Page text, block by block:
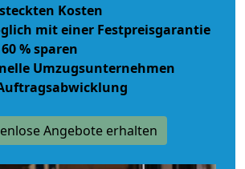
Kosten
mit einer Festpreisgarantie
% sparen
Umzugsunternehmen
Angebote erhalten